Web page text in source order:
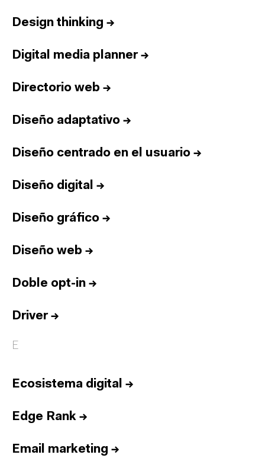
Design thinking →
Digital media planner→
Directorio web →
Diseño adaptativo →
Diseño centrado en el usuario →
Diseño digital →
Diseño gráfico →
Diseño web →
Doble opt-in →
Driver→
E
Ecosistema digital →
Edge Rank →
Email marketing →